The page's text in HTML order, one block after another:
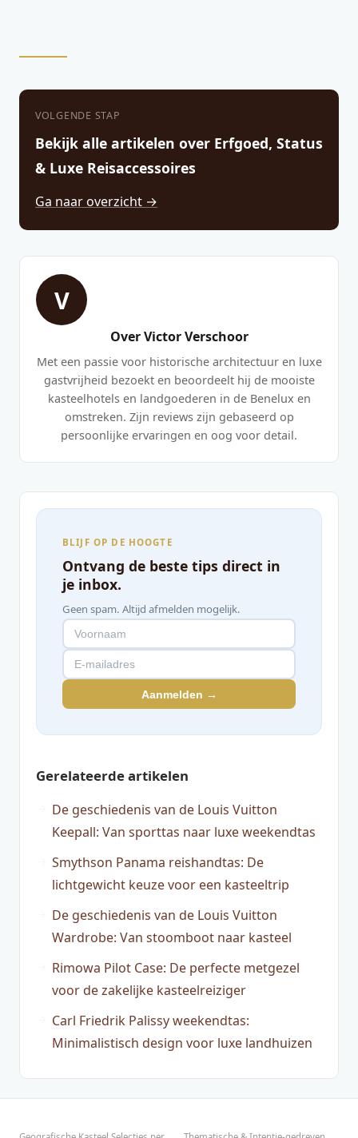
VOLGENDE STAP
Bekijk alle artikelen over Erfgoed, Status
& Luxe Reisaccessoires
Ga naar overzicht →
V
Over Victor Verschoor
Met een passie voor historische architectuur en luxe
gastvrijheid bezoekt en beoordeelt hij de mooiste
kasteelhotels en landgoederen in de Benelux en
omstreken. Zijn reviews zijn gebaseerd op
persoonlijke ervaringen en oog voor detail.
BLIJF OP DE HOOGTE
Ontvang de beste tips direct in
je inbox.
Geen spam. Altijd afmelden mogelijk.
Aanmelden →
Gerelateerde artikelen
De geschiedenis van de Louis Vuitton
Keepall: Van sporttas naar luxe weekendtas
Smythson Panama reishandtas: De
lichtgewicht keuze voor een kasteeltrip
De geschiedenis van de Louis Vuitton
Wardrobe: Van stoomboot naar kasteel
Rimowa Pilot Case: De perfecte metgezel
voor de zakelijke kasteelreiziger
Carl Friedrik Palissy weekendtas:
Minimalistisch design voor luxe landhuizen